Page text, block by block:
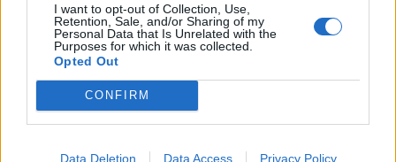
I want to opt-out of Collection, Use,
Retention, Sale, and/or Sharing of my
Personal Data that Is Unrelated with the
Purposes for which it was collected.
Opted Out
CONFIRM
Data Deletion Data Access Privacy Policy
ENGØYHOLMEN, STAVANGER
Jeg burde kanskje nevne det",
sa Brumm da de gikk nedover
mot strandkanten på øya, "at